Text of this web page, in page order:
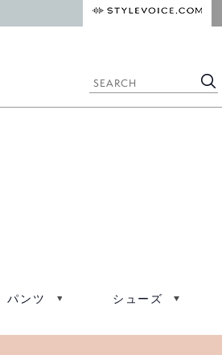
検
索
パンツ シューズ